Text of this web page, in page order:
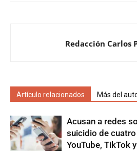
Redacción Carlos
Artículo relacionados Más del
Acusan a redes
suicidio de
YouTube, TikTok